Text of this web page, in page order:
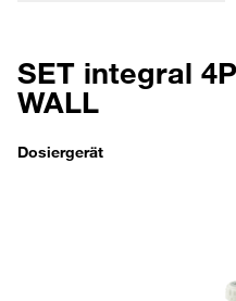
SET integral
WALL
Dosiergerät